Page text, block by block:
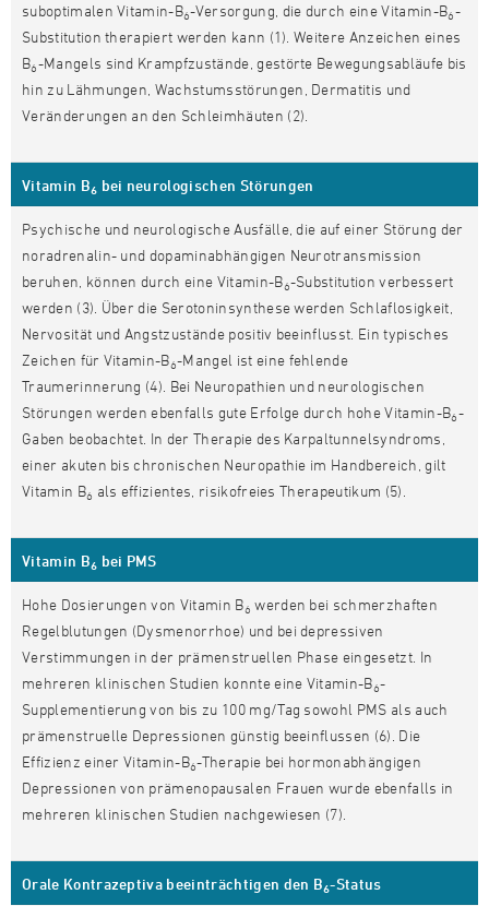
suboptimalen Vitamin-B6-Versorgung, die durch eine Vitamin-B6-
Substitution therapiert werden kann (1). Weitere Anzeichen eines
B6-Mangels sind Krampfzustände, gestörte Bewegungsabläufe bis
hin zu Lähmungen, Wachstumsstörungen, Dermatitis und
Veränderungen an den Schleimhäuten (2).
Vitamin B6 bei neurologischen Störungen
Psychische und neurologische Ausfälle, die auf einer Störung der
noradrenalin- und dopaminabhängigen Neurotransmission
beruhen, können durch eine Vitamin-B6-Substitution verbessert
werden (3). Über die Serotoninsynthese werden Schlaflosigkeit,
Nervosität und Angstzustände positiv beeinflusst. Ein typisches
Zeichen für Vitamin-B6-Mangel ist eine fehlende
Traumerinnerung (4). Bei Neuropathien und neurologischen
Störungen werden ebenfalls gute Erfolge durch hohe Vitamin-B6-
Gaben beobachtet. In der Therapie des Karpaltunnelsyndroms,
einer akuten bis chronischen Neuropathie im Handbereich, gilt
Vitamin B6 als effizientes, risikofreies Therapeutikum (5).
Vitamin B6 bei PMS
Hohe Dosierungen von Vitamin B6 werden bei schmerzhaften
Regelblutungen (Dysmenorrhoe) und bei depressiven
Verstimmungen in der prämenstruellen Phase eingesetzt. In
mehreren klinischen Studien konnte eine Vitamin-B6-
Supplementierung von bis zu 100 mg/Tag sowohl PMS als auch
prämenstruelle Depressionen günstig beeinflussen (6). Die
Effizienz einer Vitamin-B6-Therapie bei hormonabhängigen
Depressionen von prämenopausalen Frauen wurde ebenfalls in
mehreren klinischen Studien nachgewiesen (7).
Orale Kontrazeptiva beeinträchtigen den B6-Status